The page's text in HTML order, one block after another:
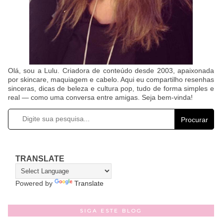
Olá, sou a Lulu. Criadora de conteúdo desde 2003, apaixonada
por skincare, maquiagem e cabelo. Aqui eu compartilho resenhas
sinceras, dicas de beleza e cultura pop, tudo de forma simples e
real — como uma conversa entre amigas. Seja bem-vinda!
Procurar
TRANSLATE
Powered by Translate
SIGA ESTE BLOG